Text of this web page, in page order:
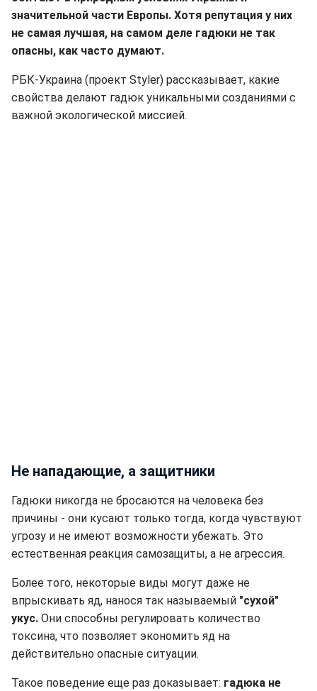
значительной части Европы. Хотя репутация у них
не самая лучшая, на самом деле гадюки не так
опасны, как часто думают.
РБК-Украина (проект Styler) рассказывает, какие
свойства делают гадюк уникальными созданиями с
важной экологической миссией.
Не нападающие, а защитники
Гадюки никогда не бросаются на человека без
причины - они кусают только тогда, когда чувствуют
угрозу и не имеют возможности убежать. Это
естественная реакция самозащиты, а не агрессия.
Более того, некоторые виды могут даже не
впрыскивать яд, нанося так называемый "сухой"
укус. Они способны регулировать количество
токсина, что позволяет экономить яд на
действительно опасные ситуации.
Такое поведение еще раз доказывает: гадюка не